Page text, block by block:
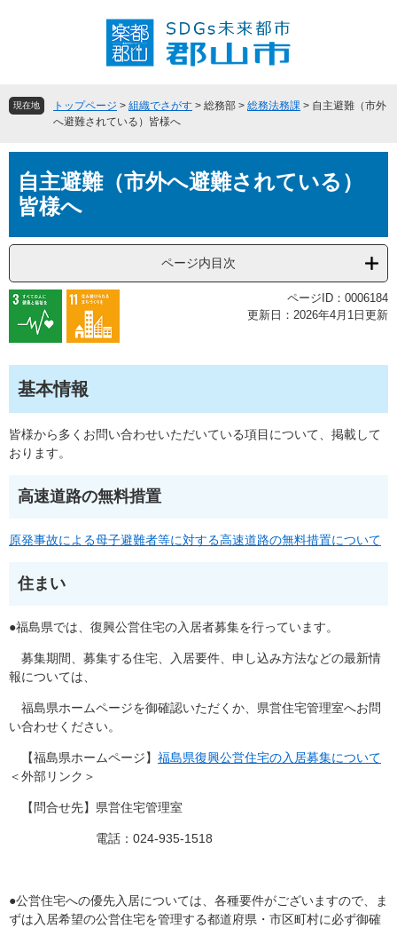
頭
飛現在地 トップページ > 組織でさがす > 総務部 > 総務法務課 > 自主避難（市外
へ避難されている）皆様へ
文自主避難（市外へ避難されている）
皆様へ
ページ内目次
ページID：0006184
更新日：2026年4月1日更新
基本情報
皆様から多くお問い合わせいただいている項目について、掲載して
おります。
高速道路の無料措置
原発事故による母子避難者等に対する高速道路の無料措置について
住まい
●福島県では、復興公営住宅の入居者募集を行っています。
募集期間、募集する住宅、入居要件、申し込み方法などの最新情
報については、
福島県ホームページを御確認いただくか、県営住宅管理室へお問
い合わせください。
【福島県ホームページ】 福島県復興公営住宅の入居募集について
＜外部リンク＞
【問合せ先】県営住宅管理室
電話：024-935-1518
●公営住宅への優先入居については、各種要件がございますので、ま
ずは入居希望の公営住宅を管理する都道府県・市区町村に必ず御確